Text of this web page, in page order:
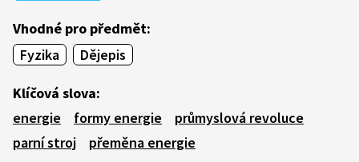
Vhodné pro předmět:
Fyzika
Dějepis
Klíčová slova:
energie
formy energie
průmyslová revoluce
parní stroj
přeměna energie